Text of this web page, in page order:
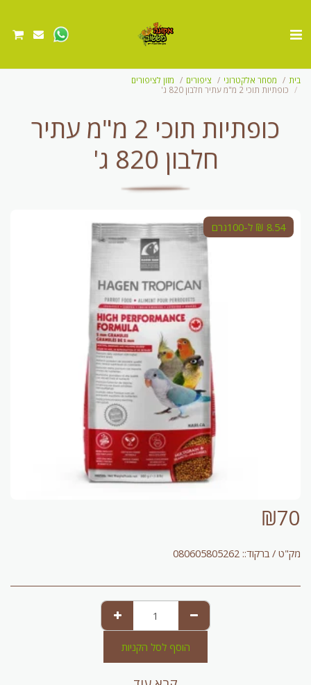
בית מסחר אלקטרוני ציפורים
מזון לציפורים
כופתיות תוכי 2 מ"מ עתיר חלבון 820 ג'
כופתיות תוכי 2 מ"מ עתיר
חלבון 820 ג'
8.54 ₪ ל-100גרם
₪70
מק"ט / ברקוד:: 080605805262
הוסף לסל הקניות